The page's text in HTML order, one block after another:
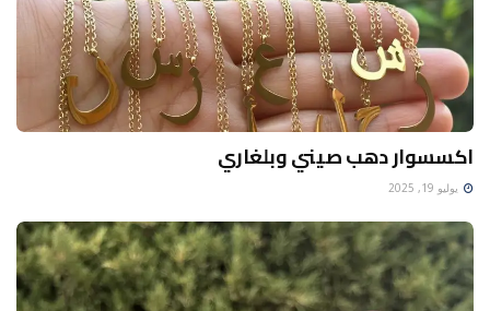
اكسسوار دهب صيني وبلغاري
يوليو 19, 2025